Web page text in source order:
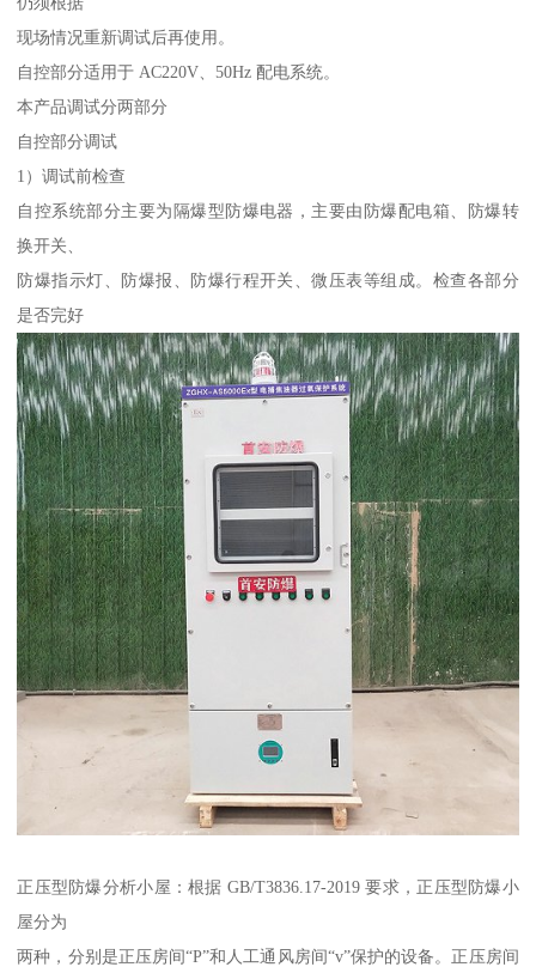
现场情况重新调试后再使用。
自控部分适用于 AC220V、50Hz 配电系统。
本产品调试分两部分
自控部分调试
1）调试前检查
自控系统部分主要为隔爆型防爆电器，主要由防爆配电箱、防爆转
换开关、
防爆指示灯、防爆报、防爆行程开关、微压表等组成。检查各部分
是否完好
正压型防爆分析小屋：根据 GB/T3836.17-2019 要求，正压型防爆小
屋分为
两种，分别是正压房间“P”和人工通风房间“v”保护的设备。正压房间